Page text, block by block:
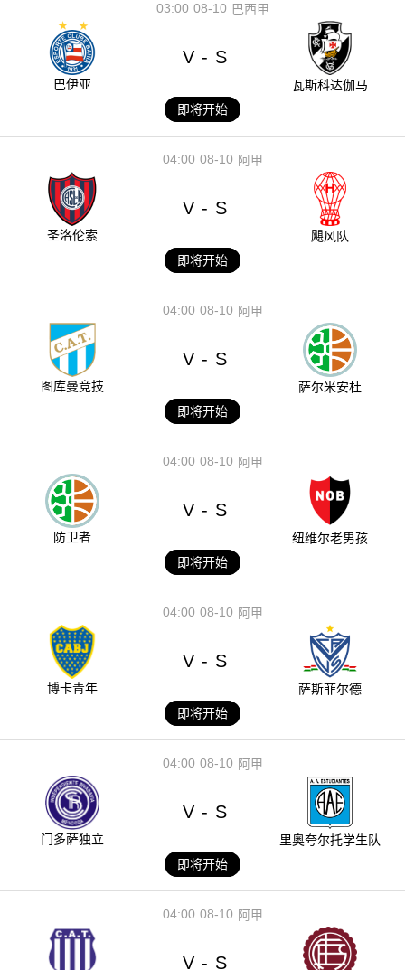
08-10
03:00 巴西甲
巴伊亚
V - S
瓦斯科达伽马
即将开始
08-10
04:00 阿甲
圣洛伦索
V - S
飓风队
即将开始
08-10
04:00 阿甲
图库曼竞技
V - S
萨尔米安杜
即将开始
08-10
04:00 阿甲
防卫者
V - S
纽维尔老男孩
即将开始
08-10
04:00 阿甲
博卡青年
V - S
萨斯菲尔德
即将开始
08-10
04:00 阿甲
门多萨独立
V - S
里奥夸尔托学生队
即将开始
08-10
04:00 阿甲
V - S